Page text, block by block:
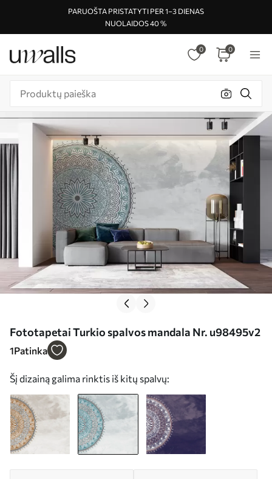
PARUOŠTA PRISTATYTI PER 1–3 DIENAS
NUOLAIDOS 40 %
0 0
Fototapetai Turkio spalvos mandala Nr. u98495v2
1Patinka
Šį dizainą galima rinktis iš kitų spalvų: